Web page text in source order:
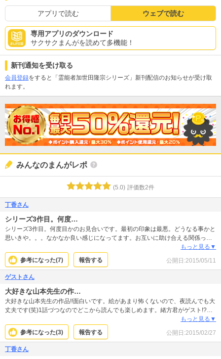
アプリで読む ウェブで読む
専用アプリのダウンロード
サクサクまんがを読めて多機能！
新刊通知を受け取る
会員登録をすると「霊能者加世田隆宗シリーズ」新刊配信のお知らせが受け取
れます。
みんなのまんがレポ
(5.0) 評価数2件
丁香さん
シリーズ3作目。何度…
シリーズ3作目。何度目かのお見合いです。最初の印象は最悪。どうなる事かと
思いきや。。。なかなか良い感じになってます。お互いに助け合える関係って
本当に良いなぁって思います。これが加世田隆宗シリーズ最後かと思うと残念
です。まぁ彼。緒方克巳シリーズにも出てきますが(楽)
もっと見る▼
参考になった(7) 報告する 公開日:2015/05/11
ゲストさん
大好きな山本先生の作…
大好きな山本先生の作品!!面白いです。絵があまり怖くないので、夜読んでも大
丈夫です(笑)1話づつなのでどこから読んでも楽しめます。緒方君がゲスト!?で
出ていたので更に楽しめました。読み進めていきたいと思います。もっと見る▼
参考になった(3) 報告する 公開日:2015/02/27
丁香さん